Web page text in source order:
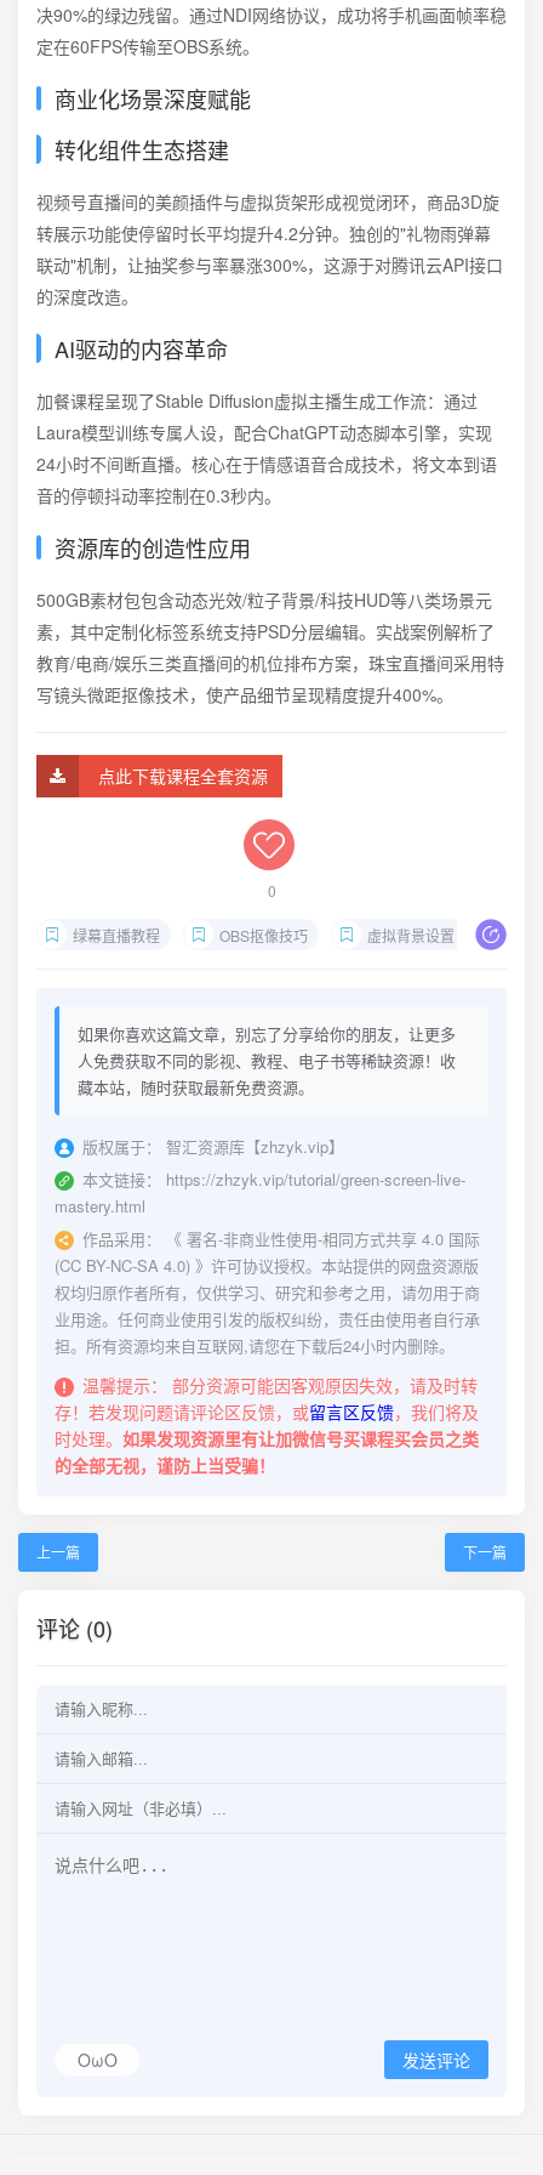
决90%的绿边残留。通过NDI网络协议，成功将手机画面帧率稳
定在60FPS传输至OBS系统。
商业化场景深度赋能
转化组件生态搭建
视频号直播间的美颜插件与虚拟货架形成视觉闭环，商品3D旋
转展示功能使停留时长平均提升4.2分钟。独创的"礼物雨弹幕
联动"机制，让抽奖参与率暴涨300%，这源于对腾讯云API接口
的深度改造。
AI驱动的内容革命
加餐课程呈现了Stable Diffusion虚拟主播生成工作流：通过
Laura模型训练专属人设，配合ChatGPT动态脚本引擎，实现
24小时不间断直播。核心在于情感语音合成技术，将文本到语
音的停顿抖动率控制在0.3秒内。
资源库的创造性应用
500GB素材包包含动态光效/粒子背景/科技HUD等八类场景元
素，其中定制化标签系统支持PSD分层编辑。实战案例解析了
教育/电商/娱乐三类直播间的机位排布方案，珠宝直播间采用特
写镜头微距抠像技术，使产品细节呈现精度提升400%。
点此下载课程全套资源
0
绿幕直播教程 OBS抠像技巧 虚拟背景设置
如果你喜欢这篇文章，别忘了分享给你的朋友，让更多
人免费获取不同的影视、教程、电子书等稀缺资源！收
藏本站，随时获取最新免费资源。
版权属于：
智汇资源库【zhzyk.vip】
本文链接：
https://zhzyk.vip/tutorial/green-screen-live-
mastery.html
作品采用：
《 署名-非商业性使用-相同方式共享 4.0 国际
(CC BY-NC-SA 4.0) 》许可协议授权。本站提供的网盘资源版
权均归原作者所有，仅供学习、研究和参考之用，请勿用于商
业用途。任何商业使用引发的版权纠纷，责任由使用者自行承
担。所有资源均来自互联网,请您在下载后24小时内删除。
温馨提示：
部分资源可能因客观原因失效，请及时转
存！若发现问题请评论区反馈，或留言区反馈，我们将及
时处理。 如果发现资源里有让加微信号买课程买会员之类
的全部无视，谨防上当受骗！
上一篇 下一篇
评论 (0)
OωO 发送评论